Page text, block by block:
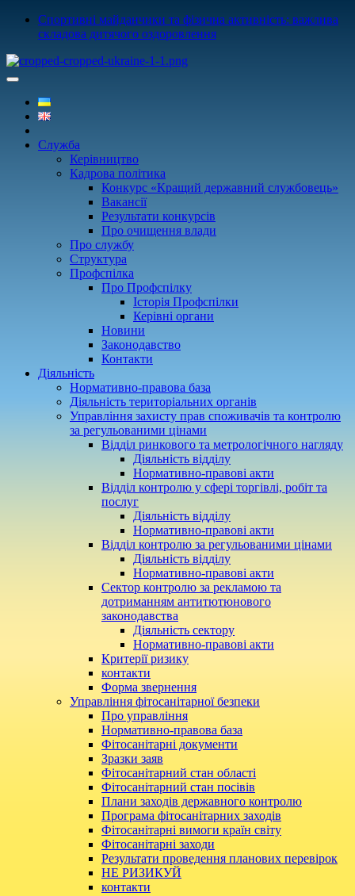
Спортивні майданчики та фізична активність: важлива
складова дитячого оздоровлення
Служба
Керівництво
Кадрова політика
Конкурс «Кращий державний службовець»
Вакансії
Результати конкурсів
Про очищення влади
Про службу
Структура
Профспілка
Про Профспілку
Історія Профспілки
Керівні органи
Новини
Законодавство
Контакти
Діяльність
Нормативно-правова база
Діяльність територіальних органів
Управління захисту прав споживачів та контролю
за регульованими цінами
Відділ ринкового та метрологічного нагляду
Діяльність відділу
Нормативно-правові акти
Відділ контролю у сфері торгівлі, робіт та
послуг
Діяльність відділу
Нормативно-правові акти
Відділ контролю за регульованими цінами
Діяльність відділу
Нормативно-правові акти
Сектор контролю за рекламою та
дотриманням антитютюнового
законодавства
Діяльність сектору
Нормативно-правові акти
Критерії ризику
контакти
Форма звернення
Управління фітосанітарної безпеки
Про управління
Нормативно-правова база
Фітосанітарні документи
Зразки заяв
Фітосанітарний стан області
Фітосанітарний стан посівів
Плани заходів державного контролю
Програма фітосанітарних заходів
Фітосанітарні вимоги країн світу
Фітосанітарні заходи
Результати проведення планових перевірок
НЕ РИЗИКУЙ
контакти